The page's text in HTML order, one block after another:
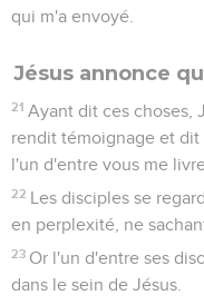
qui m'a envoyé.
Jésus annonce
21 Ayant dit ces choses,
rendit témoignage et dit
l'un d'entre vous me
22 Les disciples se
en perplexité, ne
23 Or l'un d'entre ses
dans le sein de Jésus.